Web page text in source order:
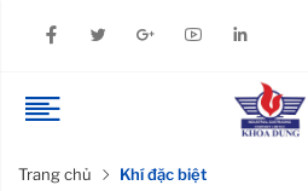
Trang chủ Khí đặc biệt